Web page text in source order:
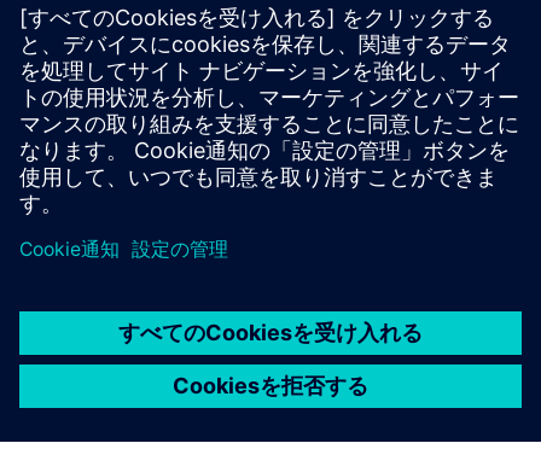
詳細はこちら
Cable Analytics パンフレット
必要条件
なし